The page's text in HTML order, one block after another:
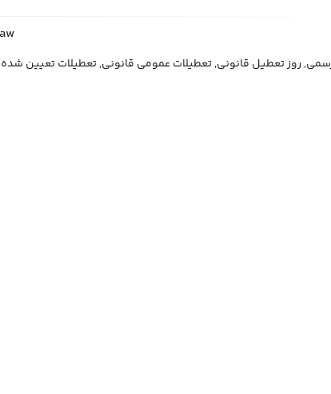
روز تعطیل قانونی, تعطیلات عمومی قانونی, تعطیلات تعیین